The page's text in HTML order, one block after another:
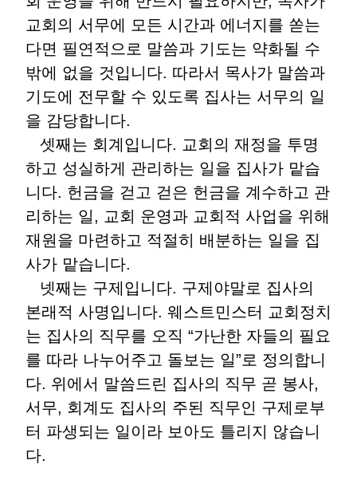
교회의 서무에 모든 시간과 에너지를 쏟는
다면 필연적으로 말씀과 기도는 약화될 수
밖에 없을 것입니다. 따라서 목사가 말씀과
기도에 전무할 수 있도록 집사는 서무의 일
을 감당합니다.
셋째는 회계입니다. 교회의 재정을 투명
하고 성실하게 관리하는 일을 집사가 맡습
니다. 헌금을 걷고 걷은 헌금을 계수하고 관
리하는 일, 교회 운영과 교회적 사업을 위해
재원을 마련하고 적절히 배분하는 일을 집
사가 맡습니다.
넷째는 구제입니다. 구제야말로 집사의
본래적 사명입니다. 웨스트민스터 교회정치
는 집사의 직무를 오직 “가난한 자들의 필요
를 따라 나누어주고 돌보는 일”로 정의합니
다. 위에서 말씀드린 집사의 직무 곧 봉사,
서무, 회계도 집사의 주된 직무인 구제로부
터 파생되는 일이라 보아도 틀리지 않습니
다.